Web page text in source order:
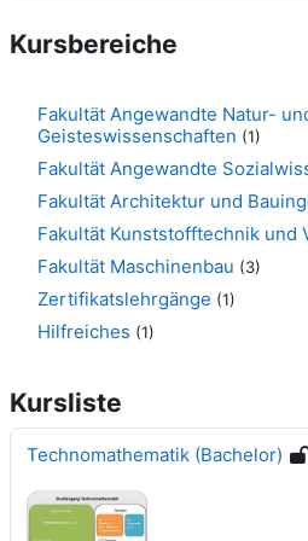
Kursbereiche
Fakultät Angewandte Natur-
Geisteswissenschaften (1)
Fakultät Angewandte
Fakultät Architektur und
Fakultät Kunststofftechnik und
Fakultät Maschinenbau (3)
Zertifikatslehrgänge (1)
Hilfreiches (1)
Kursliste
Technomathematik (Bachelor)